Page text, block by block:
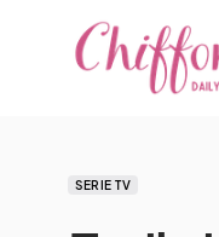
SERIE TV